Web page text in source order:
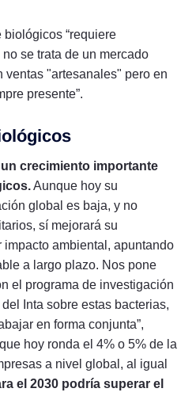
biológicos “requiere
se trata de un mercado
ventas "artesanales" pero en
presente”.
crecimiento importante
Aunque hoy su
global es baja, y no
sí mejorará su
impacto ambiental, apuntando
a largo plazo. Nos pone
el programa de investigación
Inta sobre estas bacterias,
en forma conjunta”,
hoy ronda el 4% o 5% de la
a nivel global, al igual
el 2030 podría superar el